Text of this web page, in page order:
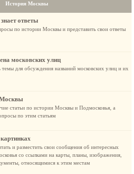
История Москвы
ответы
по истории Москвы и представить свои ответы
московских улиц
для обсуждения названий московских улиц и их
Москвы
статьи по истории Москвы и Подмосковья, а
по этим статьям
и разместить свои сообщения об интересных
со ссылками на карты, планы, изображения,
относящимися к этим местам